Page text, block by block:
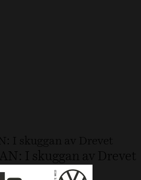
I skuggan av Drevet
I skuggan av Drevet